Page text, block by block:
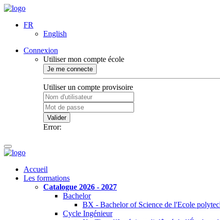
FR
English
Connexion
Utiliser mon compte école
Je me connecte
Utiliser un compte provisoire
Valider
Error:
Accueil
Les formations
Catalogue 2026 - 2027
Bachelor
BX - Bachelor of Science de l'Ecole
Cycle Ingénieur